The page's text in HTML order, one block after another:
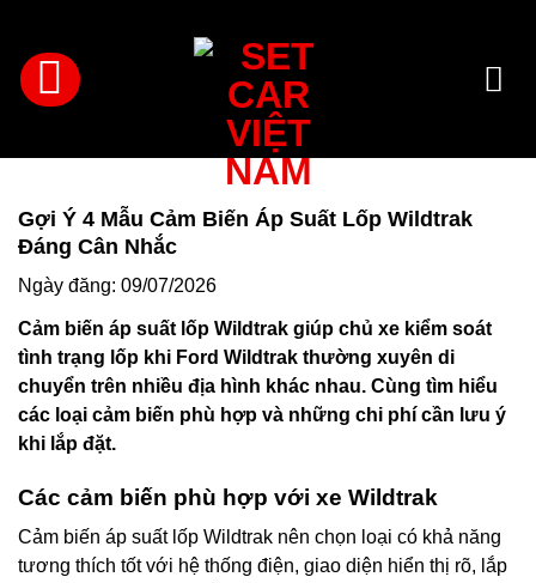
nội
dung
Gợi Ý 4 Mẫu Cảm Biến Áp Suất Lốp Wildtrak
Đáng Cân Nhắc
Ngày đăng: 09/07/2026
Cảm biến áp suất lốp Wildtrak giúp chủ xe kiểm soát
tình trạng lốp khi Ford Wildtrak thường xuyên di
chuyển trên nhiều địa hình khác nhau. Cùng tìm hiểu
các loại cảm biến phù hợp và những chi phí cần lưu ý
khi lắp đặt.
Các cảm biến phù hợp với xe Wildtrak
Cảm biến áp suất lốp Wildtrak nên chọn loại có khả năng
tương thích tốt với hệ thống điện, giao diện hiển thị rõ, lắp